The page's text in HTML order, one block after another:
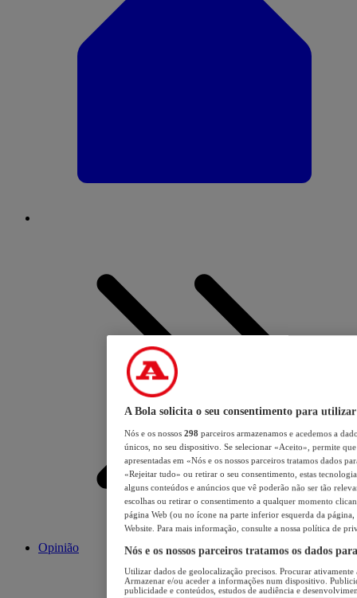
Opinião
A Bola solicita o seu consentimento para utilizar
Nós e os nossos 298 parceiros armazenamos e acedemos a
únicos, no seu dispositivo. Se selecionar «Aceito», permite
apresentadas em «Nós e os nossos parceiros tratamos dados
«Rejeitar tudo» ou retirar o seu consentimento, estas
alguns conteúdos e anúncios que vê poderão não ser tão
escolhas ou retirar o consentimento a qualquer momento
página Web (ou no ícone na parte inferior esquerda da página,
Website. Para mais informação, consulte a nossa política de
Nós e os nossos parceiros tratamos os dados
Utilizar dados de geolocalização precisos. Procurar
Armazenar e/ou aceder a informações num dispositivo.
publicidade e conteúdos, estudos de audiência e